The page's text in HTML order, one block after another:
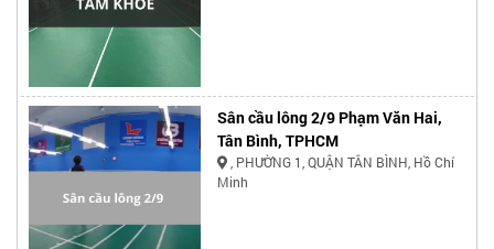
Sân cầu lông 2/9 Phạm Văn Hai,
Tân Bình, TPHCM
, PHƯỜNG 1, QUẬN TÂN BÌNH, Hồ Chí
Minh